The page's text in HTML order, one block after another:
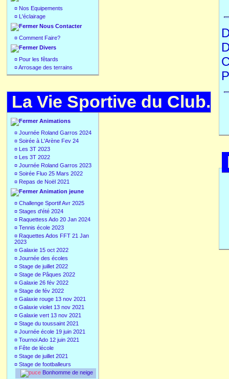
¤ Nos Equipements
¤ L'éclairage
Nous Contacter
¤ Comment Faire?
Divers
¤ Pour les fêtards
¤Arrosage des terrains
La Vie Sportive du Club.
Animations
¤ Journée Roland Garros 2024
¤ Soirée à L'Arène Fev 24
¤ Les 3T 2023
¤ Les 3T 2022
¤ Journée Roland Garros 2023
¤ Soirée Fluo 25 Mars 2022
¤ Repas de Noël 2021
Animation jeune
¤ Challenge Sportif Avr 2025
¤ Stages d'été 2024
¤ Raquettess Ado 20 Jan 2024
¤ Tennis école 2023
¤ Raquettes Ados FFT 21 Jan
2023
¤ Galaxie 15 oct 2022
¤ Journée des écoles
¤ Stage de juillet 2022
¤ Stage de Pâques 2022
¤ Galaxie 26 fév 2022
¤ Stage de fév 2022
¤ Galaxie rouge 13 nov 2021
¤ Galaxie violet 13 nov 2021
¤ Galaxie vert 13 nov 2021
¤ Stage du toussaint 2021
¤ Journée école 19 juin 2021
¤ Tournoi Ado 12 juin 2021
¤ Fête de lécole
¤ Stage de juillet 2021
¤ Stage de footballeurs
Bonhomme de neige